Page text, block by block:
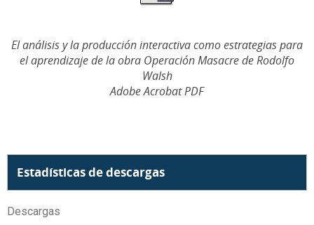
El análisis y la producción interactiva como estrategias para
el aprendizaje de la obra Operación Masacre de Rodolfo
Walsh
Adobe Acrobat PDF
Estadísticas de descargas
Descargas